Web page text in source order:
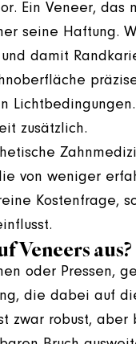
Ein Veneer, das
seine Haftung.
damit
zusätzlich.
von weniger
Kostenfrage,
Veneers aus?
oder Pressen,
die dabei auf
zwar robust,